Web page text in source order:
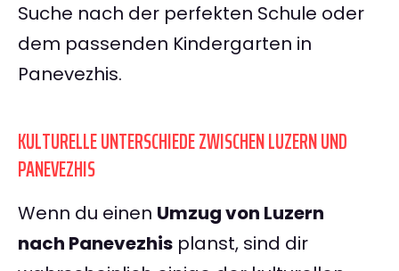
Suche nach der perfekten Schule oder
dem passenden Kindergarten in
Panevezhis.
KULTURELLE UNTERSCHIEDE ZWISCHEN LUZERN UND
PANEVEZHIS
Wenn du einen Umzug von Luzern
nach Panevezhis planst, sind dir